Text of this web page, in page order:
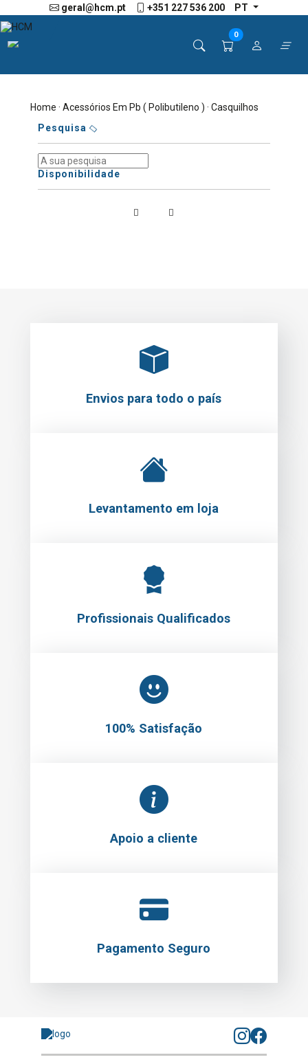
geral@hcm.pt +351 227 536 200 PT
0
Home ·Acessórios Em Pb ( Polibutileno ) · Casquilhos
Pesquisa
Disponibilidade
Envios para todo o país
Levantamento em loja
Profissionais Qualificados
100% Satisfação
Apoio a cliente
Pagamento Seguro